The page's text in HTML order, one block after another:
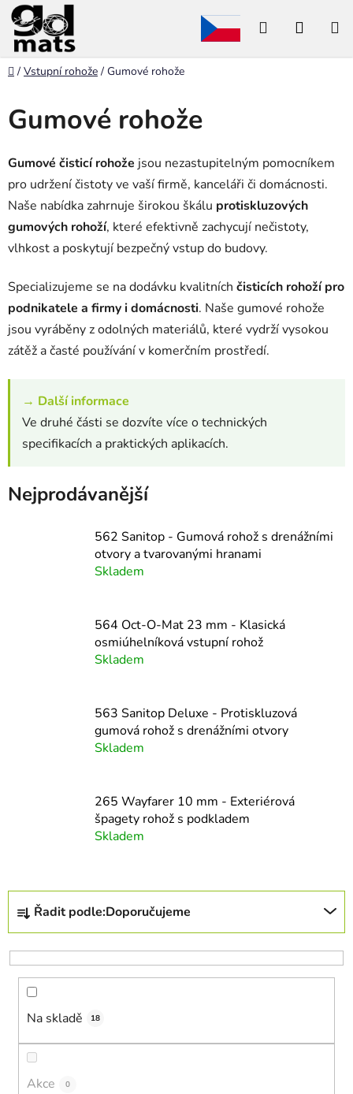
Přejít
na
obsah
Hledat
Domů
/ Vstupní rohože / Gumové rohože
Gumové rohože
Gumové čisticí rohože jsou nezastupitelným pomocníkem
pro udržení čistoty ve vaší firmě, kanceláři či domácnosti.
Naše nabídka zahrnuje širokou škálu protiskluzových
gumových rohoží, které efektivně zachycují nečistoty,
vlhkost a poskytují bezpečný vstup do budovy.
Specializujeme se na dodávku kvalitních čisticích rohoží pro
podnikatele a firmy i domácnosti. Naše gumové rohože
jsou vyráběny z odolných materiálů, které vydrží vysokou
zátěž a časté používání v komerčním prostředí.
→ Další informace
Ve druhé části se dozvíte více o technických
specifikacích a praktických aplikacích.
Nejprodávanější
562 Sanitop - Gumová rohož s drenážními
otvory a tvarovanými hranami
Skladem
564 Oct-O-Mat 23 mm - Klasická
osmiúhelníková vstupní rohož
Skladem
563 Sanitop Deluxe - Protiskluzová
gumová rohož s drenážními otvory
Skladem
265 Wayfarer 10 mm - Exteriérová
špagety rohož s podkladem
Skladem
Ř
z
e
Řadit podle:Doporučujeme
Na skladě 18
Akce 0